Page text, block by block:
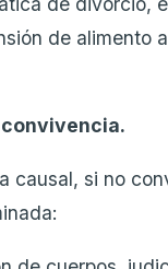
de alimento
causal, si no